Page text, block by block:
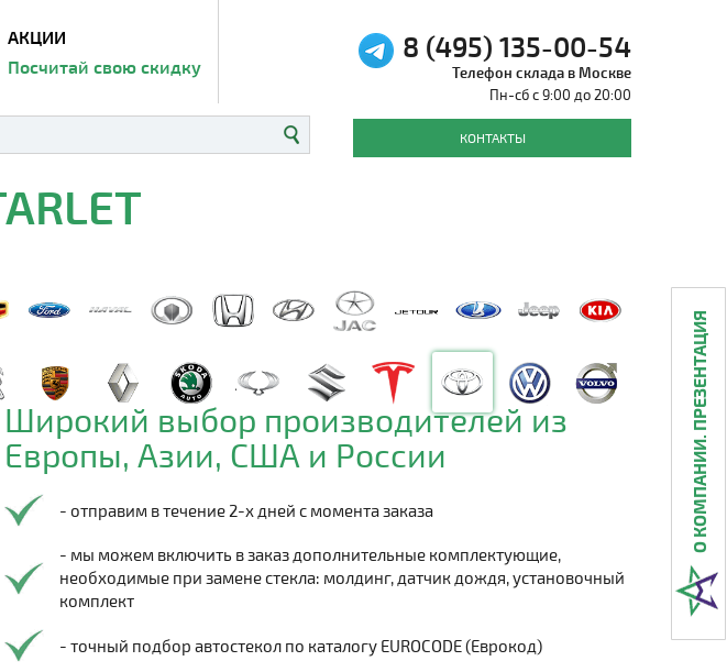
АКЦИИ
Посчитай свою скидку
8 (495) 135-00-54
Телефон склада в Москве
Пн-сб с 9:00 до 20:00
КОНТАКТЫ
Широкий выбор производителей из
Европы, Азии, США и России
- отправим в течение 2-х дней с момента заказа
- мы можем включить в заказ дополнительные комплектующие,
необходимые при замене стекла: молдинг, датчик дождя, установочный
комплект
- точный подбор автостекол по каталогу EUROCODE (Еврокод)
О КОМПАНИИ. ПРЕЗЕНТАЦИЯ